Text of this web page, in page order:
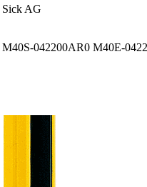
Sick AG
M40S-042200AR0 M40E-